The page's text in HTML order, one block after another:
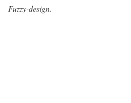
Fuzzy-design.